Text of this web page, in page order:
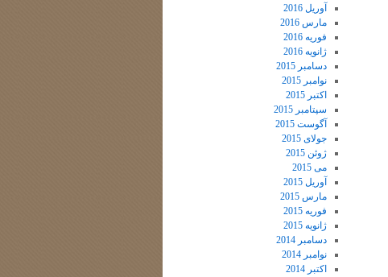
آوریل 2016
مارس 2016
فوریه 2016
ژانویه 2016
دسامبر 2015
نوامبر 2015
اکتبر 2015
سپتامبر 2015
آگوست 2015
جولای 2015
ژوئن 2015
می 2015
آوریل 2015
مارس 2015
فوریه 2015
ژانویه 2015
دسامبر 2014
نوامبر 2014
اکتبر 2014